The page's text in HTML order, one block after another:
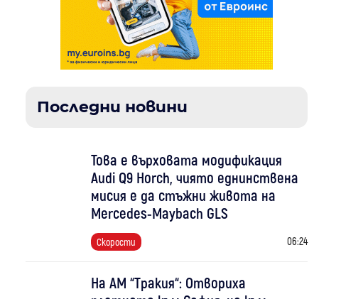
Последни новини
Това е върховата модификация
Audi Q9 Horch, чиято еднинствена
мисия е да стъжни живота на
Mercedes-Maybach GLS
Скорости 06:24
На АМ “Тракия“: Отвориха